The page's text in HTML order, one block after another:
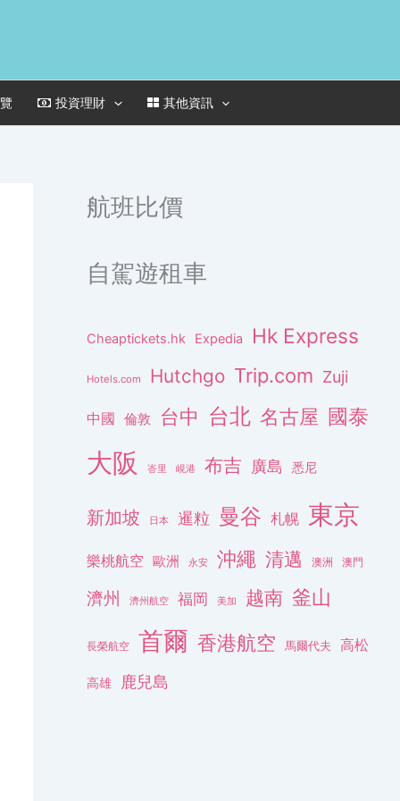
投資理財 其他資訊
航班比價
自駕遊租車
Cheaptickets.hk Expedia Hk Express
Hotels.com Hutchgo Trip.com Zuji
中國 倫敦 台中 台北 名古屋 國泰
大阪 峇里 峴港 布吉 廣島 悉尼
新加坡 日本 暹粒 曼谷 札幌 東京
樂桃航空 歐洲 永安 沖繩 清邁 澳洲 澳門
濟州 濟州航空 福岡 美加 越南 釜山
長榮航空 首爾 香港航空 馬爾代夫 高松
高雄 鹿兒島